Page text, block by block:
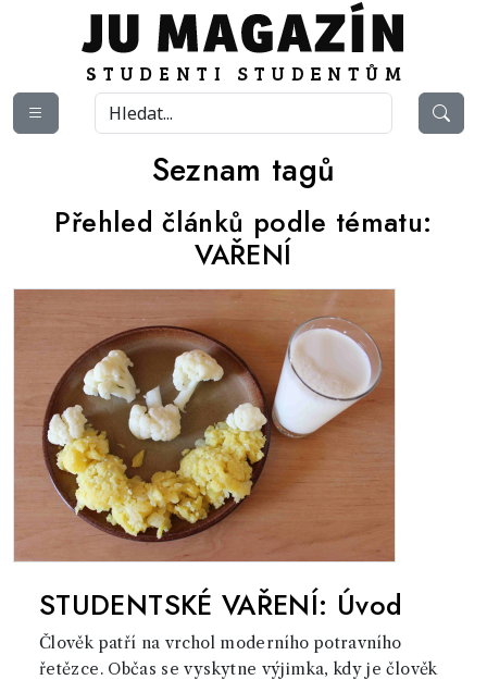
Seznam tagů
Přehled článků podle tématu:
VAŘENÍ
STUDENTSKÉ VAŘENÍ: Úvod
Člověk patří na vrchol moderního potravního
řetězce. Občas se vyskytne výjimka, kdy je člověk